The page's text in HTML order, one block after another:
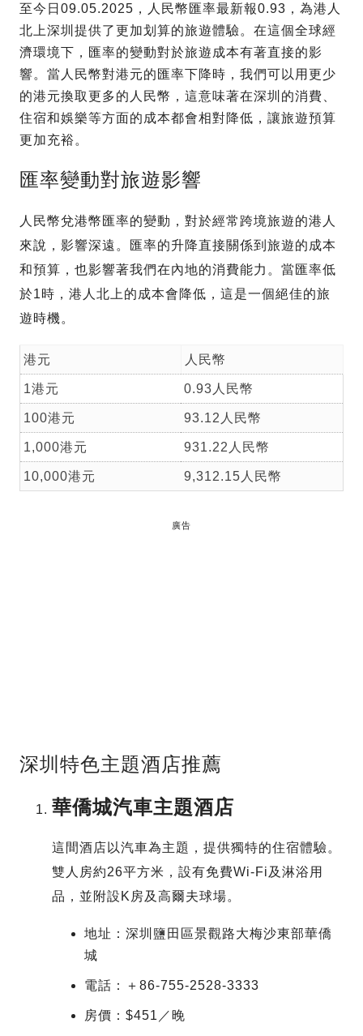
至今日09.05.2025，人民幣匯率最新報0.93，為港人
北上深圳提供了更加划算的旅遊體驗。在這個全球經
濟環境下，匯率的變動對於旅遊成本有著直接的影
響。當人民幣對港元的匯率下降時，我們可以用更少
的港元換取更多的人民幣，這意味著在深圳的消費、
住宿和娛樂等方面的成本都會相對降低，讓旅遊預算
更加充裕。
匯率變動對旅遊影響
人民幣兌港幣匯率的變動，對於經常跨境旅遊的港人
來說，影響深遠。匯率的升降直接關係到旅遊的成本
和預算，也影響著我們在內地的消費能力。當匯率低
於1時，港人北上的成本會降低，這是一個絕佳的旅
遊時機。
港元 人民幣
1港元 0.93人民幣
100港元 93.12人民幣
1,000港元 931.22人民幣
10,000港元 9,312.15人民幣
廣告
深圳特色主題酒店推薦
華僑城汽車主題酒店
這間酒店以汽車為主題，提供獨特的住宿體驗。
雙人房約26平方米，設有免費Wi-Fi及淋浴用
品，並附設K房及高爾夫球場。
地址：深圳鹽田區景觀路大梅沙東部華僑
城
電話：＋86-755-2528-3333
房價：$451／晚